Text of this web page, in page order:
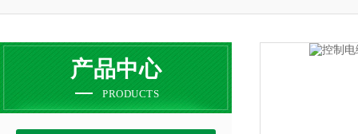
产品中心
PRODUCTS